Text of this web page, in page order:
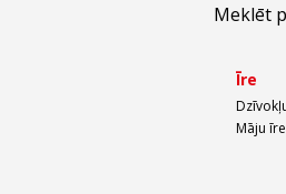
Meklēt
Īre
Māju īre